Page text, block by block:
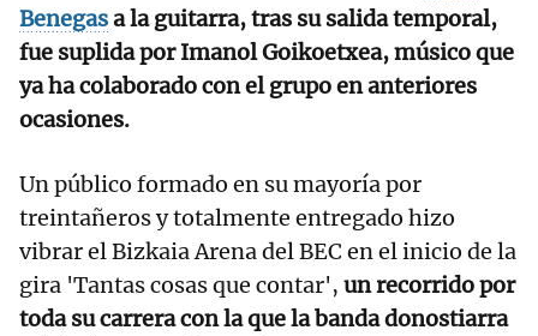
Benegasa la guitarra, tras su salida temporal,
fue suplida por Imanol Goikoetxea, músico que
ya ha colaborado con el grupo en anteriores
ocasiones.
Un público formado en su mayoría por
treintañeros y totalmente entregado hizo
vibrar el Bizkaia Arena del BEC en el inicio de la
gira 'Tantas cosas que contar', un recorrido por
toda su carrera con la que la banda donostiarra